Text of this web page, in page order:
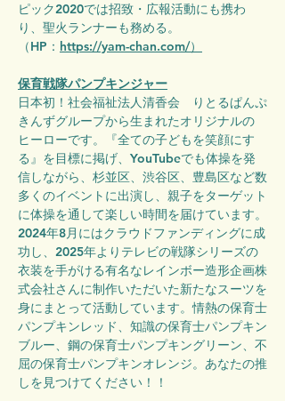
ピック2020では招致・広報活動にも携わ
り、聖火ランナーも務める。
（HP： https://yam-chan.com/）
保育戦隊パンプキンジャー
日本初！社会福祉法人清香会　りとるぱんぷ
きんずグループから生まれたオリジナルの
ヒーローです。『全ての子どもを笑顔にす
る』を目標に掲げ、YouTubeでも体操を発
信しながら、杉並区、渋谷区、豊島区など数
多くのイベントに出演し、親子をターゲット
に体操を通して楽しい時間を届けています。
2024年8月にはクラウドファンディングに成
功し、2025年よりテレビの戦隊シリーズの
衣装を手がける有名なレインボー造形企画株
式会社さんに制作いただいた新たなスーツを
身にまとって活動しています。情熱の保育士
パンプキンレッド、知識の保育士パンプキン
ブルー、鋼の保育士パンプキングリーン、不
屈の保育士パンプキンオレンジ。あなたの推
しを見つけてください！！